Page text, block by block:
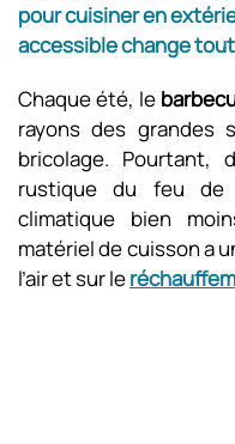
pour cuisiner en
accessible change
Chaque été, le
rayons des grandes
bricolage. Pourtant,
rustique du feu
climatique bien
matériel de cuisson a
l’air et sur le